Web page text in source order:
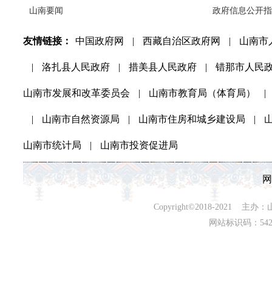
山南要闻 政府信息公开
友情链接： 中国政府网 | 西藏自治区政府网 | 山南市
| 洛扎县人民政府 | 措美县人民政府 | 错那市人民
山南市发展和改革委员会 | 山南市教育局（体育局） |
| 山南市自然资源局 | 山南市住房和城乡建设局 |
山南市统计局 | 山南市投资促进局
Copyright©2018-2021 主办：
网站标识码：